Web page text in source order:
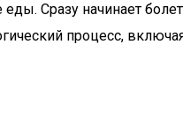
Сразу начинает
процесс,